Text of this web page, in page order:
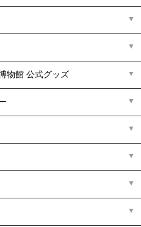
物館 公式グッズ